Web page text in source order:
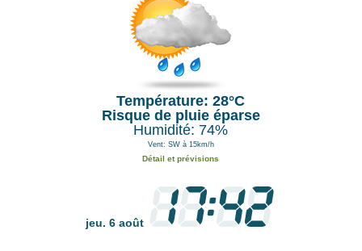
Température: 28°C
Risque de pluie éparse
Humidité: 74%
Vent: SW à 15km/h
Détail et prévisions
jeu. 6 août